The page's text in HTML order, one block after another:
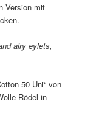
Version mit
airy eylets,
50 Uni“ von
Rödel in